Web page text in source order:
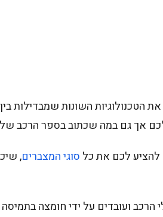
הטכנולוגיות השונות שמבדילות
אך גם במה שכתוב בספר הרכב
להציע לכם את כל סוגי המצברים,
הרכב ועובדים על ידי חומצה